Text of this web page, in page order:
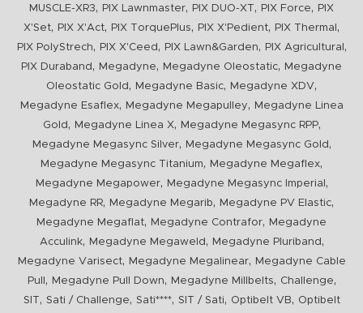
MUSCLE-XR3, PIX Lawnmaster, PIX DUO-XT , PIX Force,
PIX
X'Set, PIX X'Act, PIX TorquePlus, PIX X'Pedient, PIX Thermal ,
PIX PolyStrech, PIX X'Ceed , PIX Lawn&Garden, PIX Agricultural ,
PIX Duraband , Megadyne, Megadyne Oleostatic,
Megadyne
Oleostatic Gold , Megadyne Basic, Megadyne XDV,
Megadyne Esaflex, Megadyne Megapulley,
Megadyne Linea
Gold , Megadyne Linea X, Megadyne Megasync RPP,
Megadyne Megasync Silver, Megadyne Megasync Gold ,
Megadyne Megasync Titanium, Megadyne Megaflex,
Megadyne Megapower, Megadyne Megasync Imperial ,
Megadyne RR, Megadyne Megarib, Megadyne PV Elastic,
Megadyne Megaflat, Megadyne Contrafor,
Megadyne
Acculink, Megadyne Megaweld , Megadyne Pluriband ,
Megadyne Varisect, Megadyne Megalinear,
Megadyne Cable
Pull
, Megadyne Pull Down, Megadyne Millbelts, Challenge,
SIT , Sati / Challenge, Sati****, SIT / Sati, Optibelt VB, Optibelt